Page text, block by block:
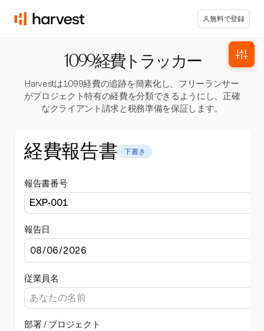
無料で登録
1099経費トラッカー
Harvestは1099経費の追跡を簡素化し、フリーランサー
がプロジェクト特有の経費を分類できるようにし、正確
なクライアント請求と税務準備を保証します。
経費報告書 下書き
報告書番号
報告日
従業員名
部署 / プロジェクト